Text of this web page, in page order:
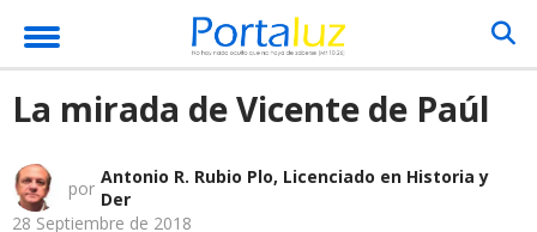
La mirada de Vicente de Paúl
por Antonio R. Rubio Plo, Licenciado en Historia y
Der
28 Septiembre de 2018